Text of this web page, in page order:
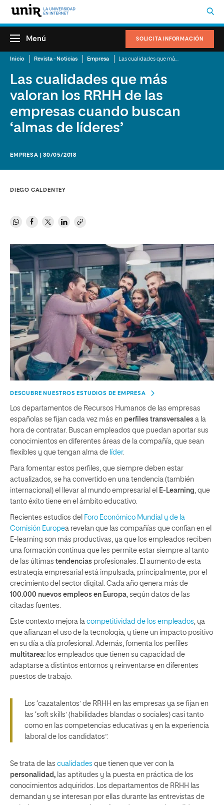
SOLICITA INFORMACIÓN
Menú
Inicio Revista - Noticias Empresa
Las cualidades que más
valoran los RRHH de las
empresas cuando buscan
‘almas de líderes’
EMPRESA | 30/05/2018
DIEGO CALDENTEY
DESCUBRE NUESTROS ESTUDIOS DE EMPRESA
Los departamentos de Recursos Humanos de las empresas
españolas se fijan cada vez más en perfiles transversales a la
hora de contratar. Buscan empleados que puedan aportar sus
conocimientos en diferentes áreas de la compañía, que sean
flexibles y que tengan alma de líder.
Para fomentar estos perfiles, que siempre deben estar
actualizados, se ha convertido en una tendencia (también
internacional) el llevar al mundo empresarial el E-Learning, que
tanto éxito tiene en el ámbito educativo.
Recientes estudios del Foro Económico Mundial y de la
Comisión Europea revelan que las compañías que confían en el
E-learning son más productivas, ya que los empleados reciben
una formación continua que les permite estar siempre al tanto
de las últimas tendencias profesionales. El aumento de esta
estrategia empresarial está impulsada, principalmente, por el
crecimiento del sector digital. Cada año genera más de
100.000 nuevos empleos en Europa, según datos de las
citadas fuentes.
Este contexto mejora la competitividad de los empleados, ya
que afianzan el uso de la tecnología, y tiene un impacto positivo
en su día a día profesional. Además, fomenta los perfiles
multitarea: los empleados que tienen su capacidad de
adaptarse a distintos entornos y reinventarse en diferentes
puestos de trabajo.
Los ‘cazatalentos’ de RRHH en las empresas ya se fijan en
las ‘soft skills’ (habilidades blandas o sociales) casi tanto
como en las competencias educativas y en la experiencia
laboral de los candidatos”.
Se trata de las cualidades que tienen que ver con la
personalidad, las aptitudes y la puesta en práctica de los
conocimientos adquiridos. Los departamentos de RRHH las
demandan y se interesan por ellas durante las entrevistas de